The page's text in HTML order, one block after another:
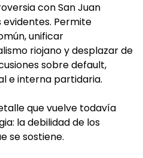
con San Juan
Permite
unificar
riojano y desplazar de
sobre default,
e interna partidaria.
que vuelve todavía
la debilidad de los
se sostiene.